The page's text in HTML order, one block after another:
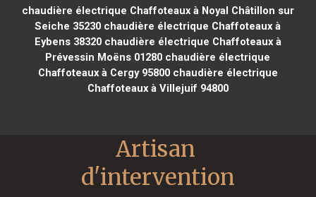
chaudière électrique Chaffoteaux à Noyal Châtillon sur
Seiche 35230 chaudière électrique Chaffoteaux à
Eybens 38320chaudière électrique Chaffoteaux à
Prévessin Moëns 01280 chaudière électrique
Chaffoteaux à Cergy 95800chaudière électrique
Chaffoteaux à Villejuif 94800
Artisan
d'intervention